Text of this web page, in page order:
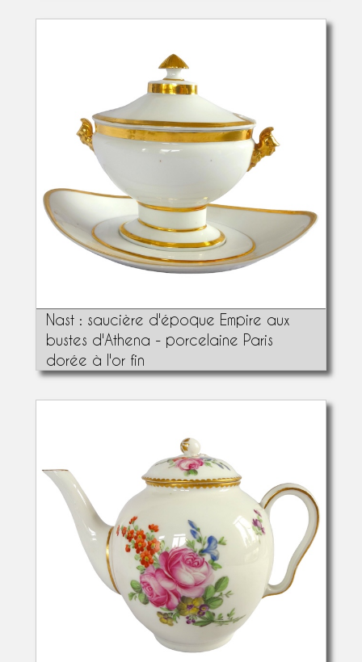
Nast : saucière d'époque Empire aux
bustes d'Athena - porcelaine Paris
dorée à l'or fin